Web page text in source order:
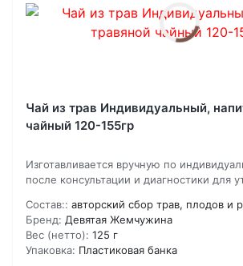
Чай из трав Индивидуальный,
чайный 120-155гр
Изготавливается вручную по
после консультации и диагностики для
Состав:: авторский сбор трав, плодов и
Бренд: Девятая Жемчужина
Вес (нетто): 125 г
Упаковка: Пластиковая банка